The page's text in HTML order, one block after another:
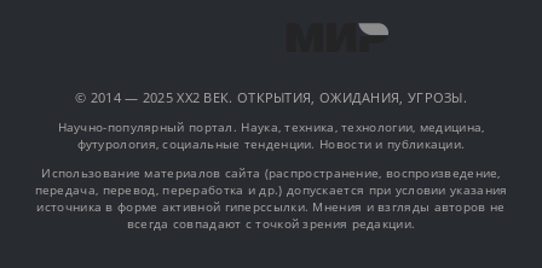
© 2014 — 2025 XX2 ВЕК. ОТКРЫТИЯ, ОЖИДАНИЯ, УГРОЗЫ.
Научно-популярный портал. Наука, техника, технологии, медицина,
футурология, социальные тенденции. Новости и публикации.
Использование материалов сайта (распространение, воспроизведение,
передача, перевод, переработка и др.) допускается при условии указания
источника в форме активной гиперссылки. Мнения и взгляды авторов не
всегда совпадают с точкой зрения редакции.